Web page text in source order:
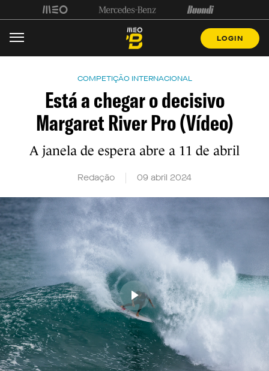
LOGIN
COMPETIÇÃO INTERNACIONAL
Está a chegar o decisivo
Margaret River Pro (Vídeo)
A janela de espera abre a 11 de abril
Redação 09 abril 2024